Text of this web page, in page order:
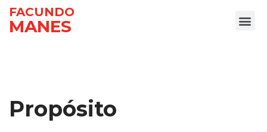
Ir
FACUNDO
MANES
Propósito